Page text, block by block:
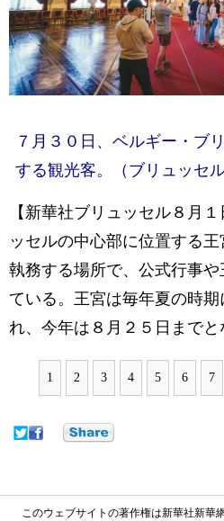
７月３０日、ベルギー・ブ
する観光客。（ブリュッセ
【新華社ブリュッセル８月
ッセルの中心部に位置する
執務する場所で、公式行事
ている。王宮は毎年夏の時
れ、今年は８月２５日までと
1 2 3 4 5 6 7
このウェブサイトの著作権は新華社新華